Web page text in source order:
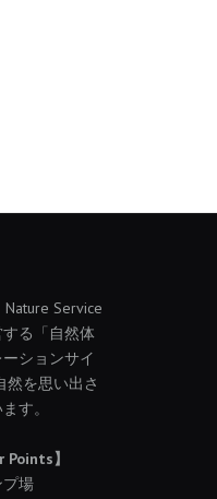
Service
る「自然体
ションサイ
然を思い出さ
す。
】
場